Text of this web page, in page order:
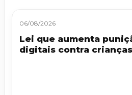
06/08/2026
Lei que aumenta
digitais contra